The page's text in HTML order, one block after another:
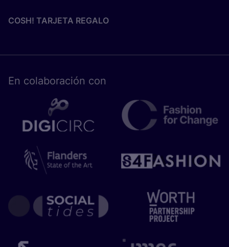
COSH! TARJETA REGALO
En cola­bo­ra­ción con